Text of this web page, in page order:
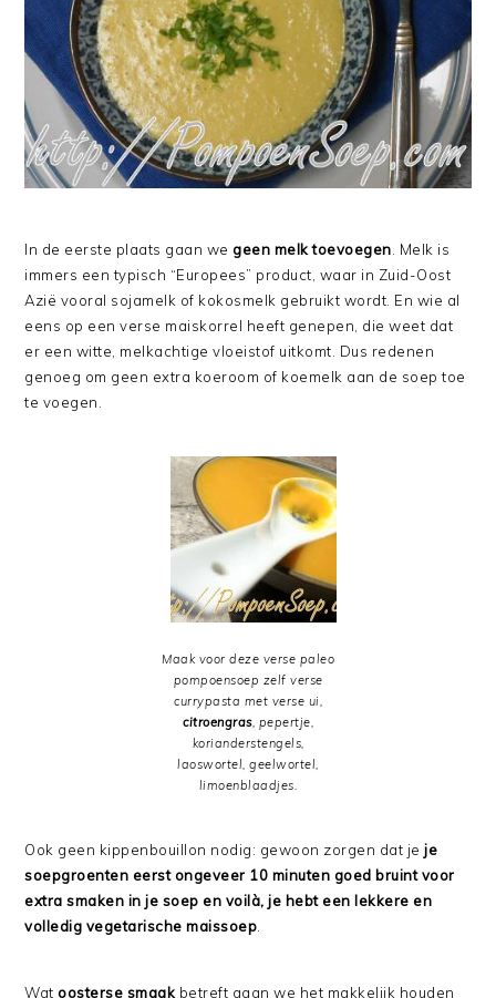
In de eerste plaats gaan wegeen melk toevoegen . Melk is
immers een typisch “Europees” product, waar in Zuid-Oost
Azië vooral sojamelk of kokosmelk gebruikt wordt. En wie al
eens op een verse maiskorrel heeft genepen, die weet dat
er een witte, melkachtige vloeistof uitkomt. Dus redenen
genoeg om geen extra koeroom of koemelk aan de soep toe
te voegen.
Maak voor deze verse paleo
pompoensoep zelf verse
currypasta met verse ui,
citroengras, pepertje,
korianderstengels,
laoswortel, geelwortel,
limoenblaadjes.
Ook geen kippenbouillon nodig: gewoon zorgen dat jeje
soepgroenten eerst ongeveer 10 minuten goed bruint voor
extra smaken in je soep en voilà, je hebt een lekkere en
volledig vegetarische maissoep
Watoosterse smaak betreft gaan we het makkelijk houden